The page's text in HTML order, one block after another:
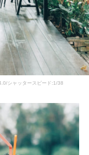
シャッタースピード:1/38